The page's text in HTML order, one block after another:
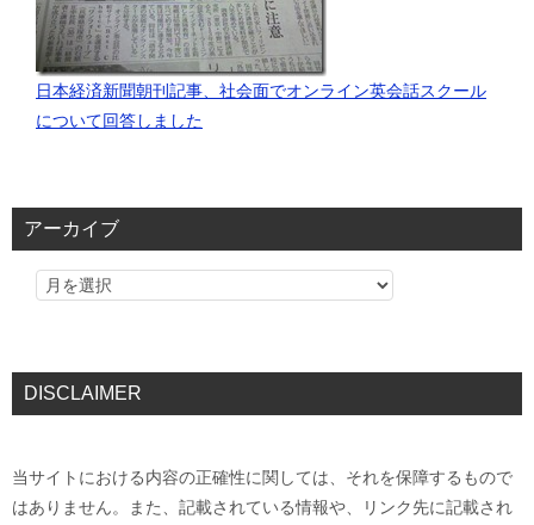
日本経済新聞朝刊記事、社会面でオンライン英会話スクール
について回答しました
アーカイブ
DISCLAIMER
当サイトにおける内容の正確性に関しては、それを保障するもので
はありません。また、記載されている情報や、リンク先に記載され